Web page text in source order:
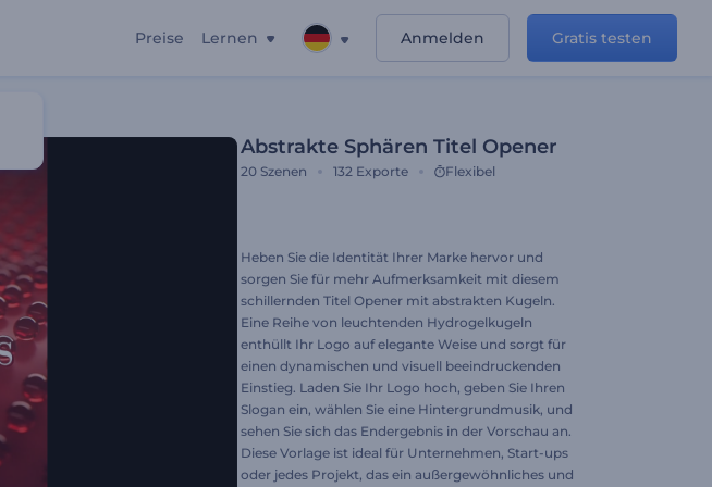
Preise Lernen Anmelden Gratis testen
Abstrakte Sphären Titel Opener
20 Szenen 132 Exporte Flexibel
Heben Sie die Identität Ihrer Marke hervor und
sorgen Sie für mehr Aufmerksamkeit mit diesem
schillernden Titel Opener mit abstrakten Kugeln.
Eine Reihe von leuchtenden Hydrogelkugeln
enthüllt Ihr Logo auf elegante Weise und sorgt für
einen dynamischen und visuell beeindruckenden
Einstieg. Laden Sie Ihr Logo hoch, geben Sie Ihren
Slogan ein, wählen Sie eine Hintergrundmusik, und
sehen Sie sich das Endergebnis in der Vorschau an.
Diese Vorlage ist ideal für Unternehmen, Start-ups
oder jedes Projekt, das ein außergewöhnliches und